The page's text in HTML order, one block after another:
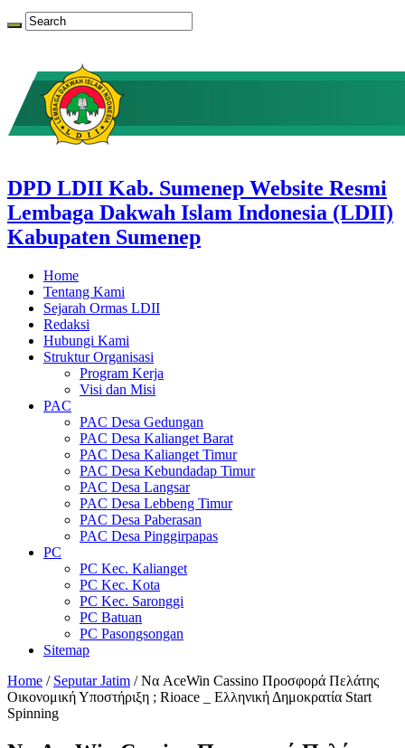
DPD LDII Kab. Sumenep Website Resmi
Lembaga Dakwah Islam Indonesia (LDII)
Kabupaten Sumenep
Home
Tentang Kami
Sejarah Ormas LDII
Redaksi
Hubungi Kami
Struktur Organisasi
Program Kerja
Visi dan Misi
PAC
PAC Desa Gedungan
PAC Desa Kalianget Barat
PAC Desa Kalianget Timur
PAC Desa Kebundadap Timur
PAC Desa Langsar
PAC Desa Lebbeng Timur
PAC Desa Paberasan
PAC Desa Pinggirpapas
PC
PC Kec. Kalianget
PC Kec. Kota
PC Kec. Saronggi
PC Batuan
PC Pasongsongan
Sitemap
Home / Seputar Jatim / Να AceWin Cassino Προσφορά Πελάτης
Οικονομική Υποστήριξη ; Rioace _ Ελληνική Δημοκρατία Start
Spinning